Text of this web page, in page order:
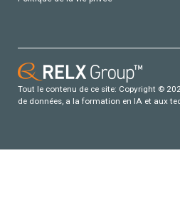
Tout le contenu de ce site: Copyright ©
de données, a la formation en IA et aux